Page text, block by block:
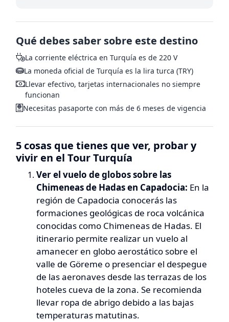
Qué debes saber sobre este destino
La corriente eléctrica en Turquía es de 220 V
La moneda oficial de Turquía es la lira turca (TRY)
Llevar efectivo, tarjetas internacionales no siempre
funcionan
Necesitas pasaporte con más de 6 meses de vigencia
5 cosas que tienes que ver, probar y
vivir en el Tour Turquía
Ver el vuelo de globos sobre las
Chimeneas de Hadas en Capadocia: En la
región de Capadocia conocerás las
formaciones geológicas de roca volcánica
conocidas como Chimeneas de Hadas. El
itinerario permite realizar un vuelo al
amanecer en globo aerostático sobre el
valle de Göreme o presenciar el despegue
de las aeronaves desde las terrazas de los
hoteles cueva de la zona. Se recomienda
llevar ropa de abrigo debido a las bajas
temperaturas matutinas.